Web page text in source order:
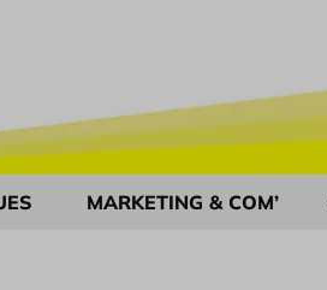
MARKETING & COM’